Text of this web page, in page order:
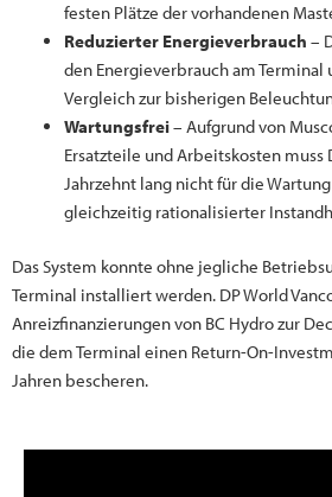
festen Plätze der vorhandenen
Reduzierter Energieverbrauch –
den Energieverbrauch am Terminal
Vergleich zur bisherigen
Wartungsfrei– Aufgrund von
Ersatzteile und Arbeitskosten muss
Jahrzehnt lang nicht für die
gleichzeitig rationalisierter
Das System konnte ohne jegliche
Terminal installiert werden. DP World
Anreizfinanzierungen von BC Hydro zur
die dem Terminal einen Return-On-
Jahren bescheren.